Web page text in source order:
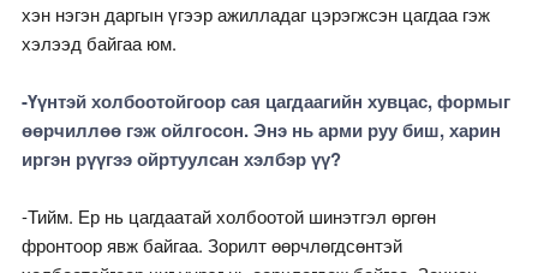
хэн нэгэн даргын үгээр ажилладаг цэрэгжсэн цагдаа гэж
хэлээд байгаа юм.
-Үүнтэй холбоотойгоор сая цагдаагийн хувцас, формыг
өөрчиллөө гэж ойлгосон. Энэ нь арми руу биш, харин
иргэн рүүгээ ойртуулсан хэлбэр үү?
-Тийм. Ер нь цагдаатай холбоотой шинэтгэл өргөн
фронтоор явж байгаа. Зорилт өөрчлөгдсөнтэй